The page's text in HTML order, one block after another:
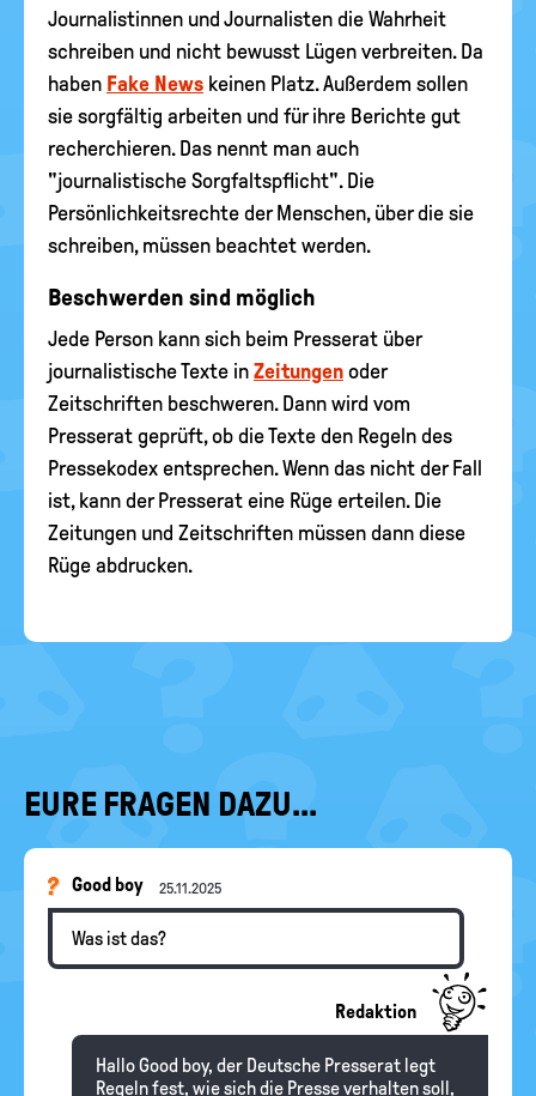
Journalistinnen und Journalisten die Wahrheit
schreiben und nicht bewusst Lügen verbreiten. Da
haben Fake News keinen Platz. Außerdem sollen
sie sorgfältig arbeiten und für ihre Berichte gut
recherchieren. Das nennt man auch
"journalistische Sorgfaltspflicht". Die
Persönlichkeitsrechte der Menschen, über die sie
schreiben, müssen beachtet werden.
Beschwerden sind möglich
Jede Person kann sich beim Presserat über
journalistische Texte in Zeitungen oder
Zeitschriften beschweren. Dann wird vom
Presserat geprüft, ob die Texte den Regeln des
Pressekodex entsprechen. Wenn das nicht der Fall
ist, kann der Presserat eine Rüge erteilen. Die
Zeitungen und Zeitschriften müssen dann diese
Rüge abdrucken.
EURE FRAGEN DAZU...
Good boy 25.11.2025
Was ist das?
Redaktion
Hallo Good boy, der Deutsche Presserat legt
Regeln fest, wie sich die Presse verhalten soll,